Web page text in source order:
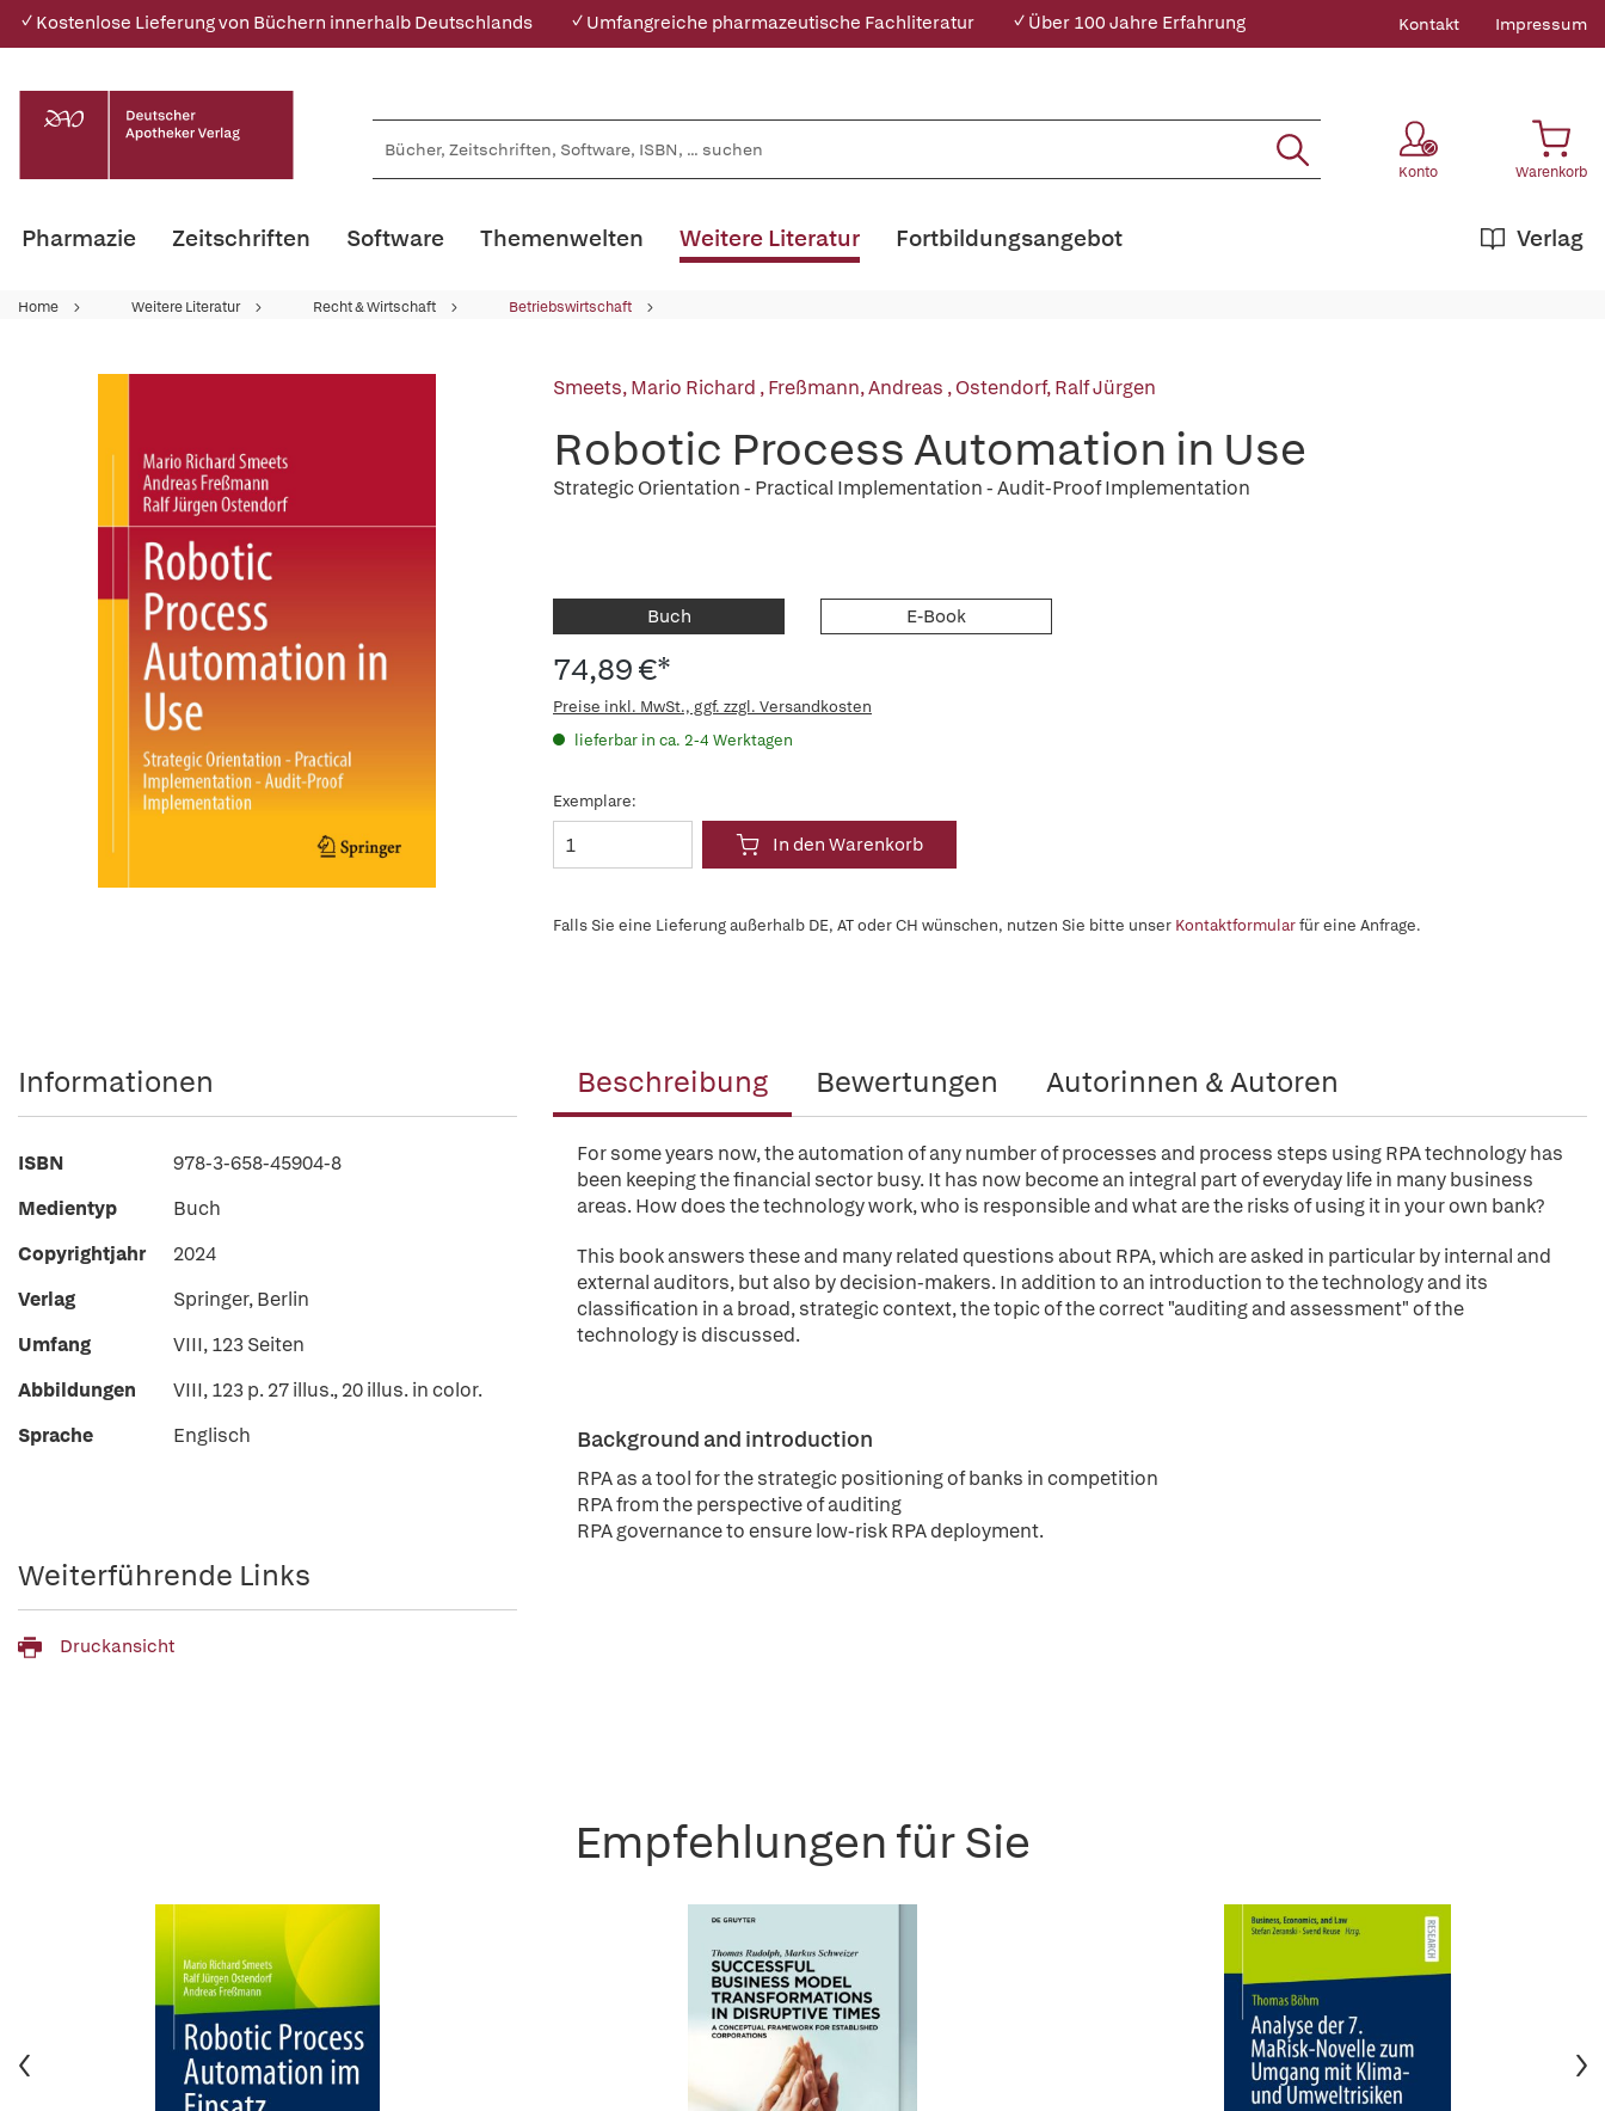
✓ Kostenlose Lieferung von Büchern innerhalb Deutschlands ✓ Umfangreiche pharmazeutische Fachliteratur ✓ Über 100 Jahre Erfahrung Kontakt Impressum
Konto Warenkorb
Pharmazie Zeitschriften Software Themenwelten Weitere Literatur Verlag
Fortbildungsangebot
Home Weitere Literatur Recht & Wirtschaft Betriebswirtschaft
Smeets, Mario Richard ,Freßmann, Andreas ,Ostendorf, Ralf Jürgen
Robotic Process Automation in Use
Strategic Orientation - Practical Implementation - Audit-Proof Implementation
Buch E-Book
74,89 €*
Preise inkl. MwSt., ggf. zzgl. Versandkosten
lieferbar in ca. 2-4 Werktagen
Exemplare:
In den Warenkorb
Falls Sie eine Lieferung außerhalb DE, AT oder CH wünschen, nutzen Sie bitte unser Kontaktformularfür eine Anfrage.
Beschreibung Bewertungen Autorinnen & Autoren
For some years now, the automation of any number of processes and process steps using RPA technology has
been keeping the financial sector busy. It has now become an integral part of everyday life in many business
areas. How does the technology work, who is responsible and what are the risks of using it in your own bank?
This book answers these and many related questions about RPA, which are asked in particular by internal and
external auditors, but also by decision-makers. In addition to an introduction to the technology and its
classification in a broad, strategic context, the topic of the correct "auditing and assessment" of the
technology is discussed.
Background and introduction
RPA as a tool for the strategic positioning of banks in competition
RPA from the perspective of auditing
RPA governance to ensure low-risk RPA deployment.
Informationen
ISBN
978-3-658-45904-8
Medientyp
Buch
Copyrightjahr
2024
Verlag
Springer, Berlin
Umfang
VIII, 123 Seiten
Abbildungen
VIII, 123 p. 27 illus., 20 illus. in color.
Sprache
Englisch
Weiterführende Links
Druckansicht
Empfehlungen für Sie